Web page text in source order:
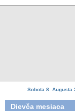
Sobota 8. Augusta
Dievča mesiaca